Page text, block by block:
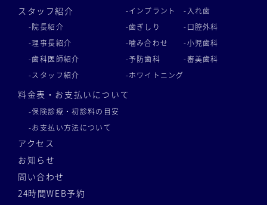
スタッフ紹介
-院長紹介
-理事長紹介
-歯科医師紹介
-スタッフ紹介
-インプラント
-歯ぎしり
-噛み合わせ
-予防歯科
-ホワイトニング
-入れ歯
-口腔外科
-小児歯科
-審美歯科
料金表・お支払いについて
-保険診療・初診料の目安
-お支払い方法について
アクセス
お知らせ
問い合わせ
24時間WEB予約